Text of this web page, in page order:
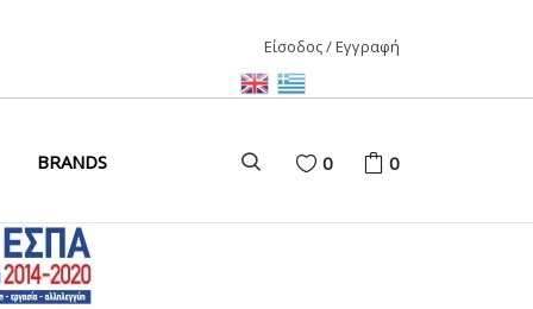
Είσοδος / Εγγραφή
BRANDS 0 0